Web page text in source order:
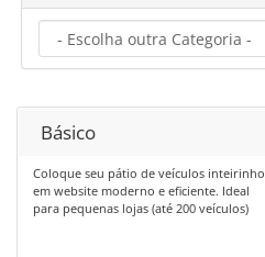
Básico
Coloque seu pátio de veículos inteirinho
em website moderno e eficiente. Ideal
para pequenas lojas (até 200 veículos)